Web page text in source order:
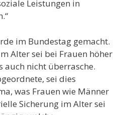
Leistungen in
im Bundestag gemacht.
Alter sei bei Frauen höher
auch nicht überrasche.
sei dies
was Frauen wie Männer
Sicherung im Alter sei